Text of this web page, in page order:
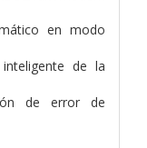
en modo
de la
de error de